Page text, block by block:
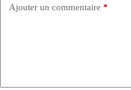
Ajouter un commentaire *